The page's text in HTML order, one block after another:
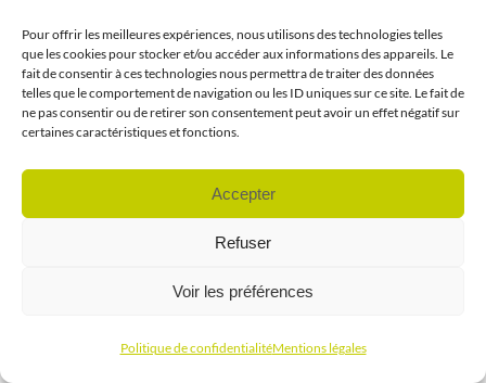
Pour offrir les meilleures expériences, nous utilisons des technologies telles
que les cookies pour stocker et/ou accéder aux informations des appareils. Le
fait de consentir à ces technologies nous permettra de traiter des données
telles que le comportement de navigation ou les ID uniques sur ce site. Le fait de
ne pas consentir ou de retirer son consentement peut avoir un effet négatif sur
certaines caractéristiques et fonctions.
Accepter
Refuser
Voir les préférences
Politique de confidentialitéMentions légales